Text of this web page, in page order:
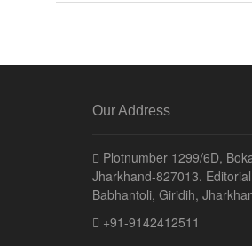
Our Address
Plotnumber 1299/6D,
Jharkhand-827013.
Babhantoli, Giridih,
+91-9142412511